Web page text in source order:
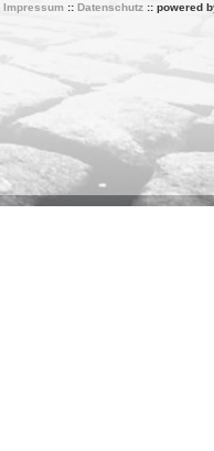
Impressum:: Datenschutz:: powered